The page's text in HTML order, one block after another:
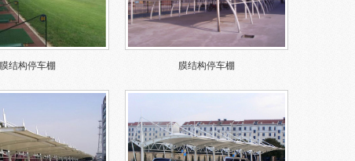
膜结构停车棚 膜结构停车棚